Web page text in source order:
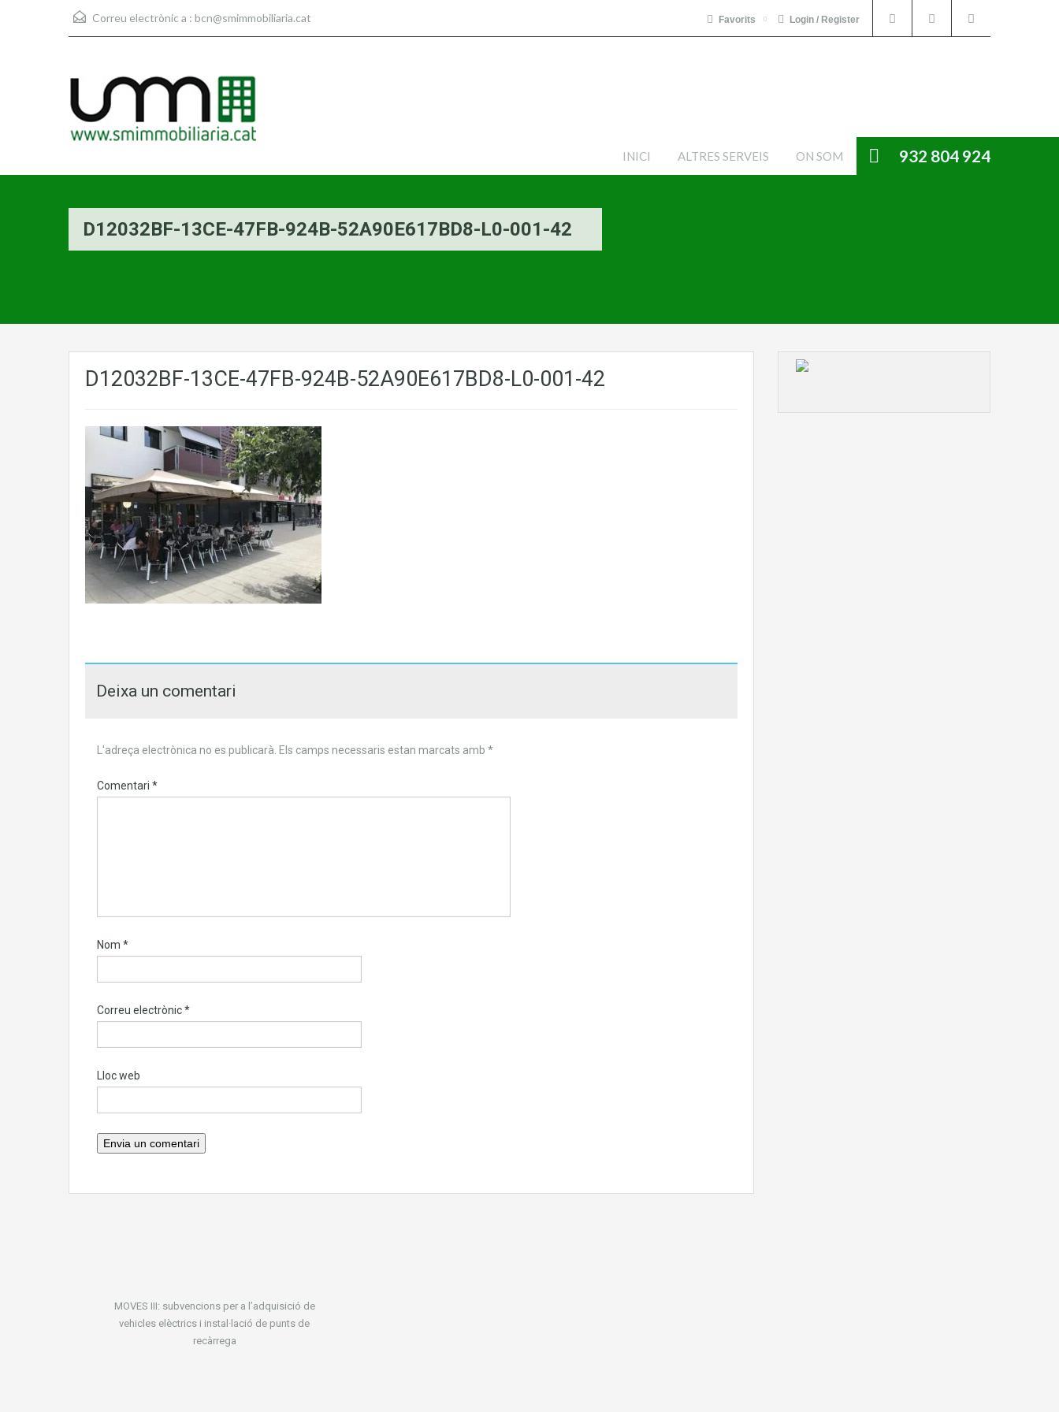
Correu electrònic a : bcn@smimmobiliaria.cat Favorits Login / Register
932 804 924
INICI ALTRES SERVEIS ON SOM
D12032BF-13CE-47FB-924B-52A90E617BD8-L0-001-42
D12032BF-13CE-47FB-924B-52A90E617BD8-L0-001-42
Deixa un comentari
L'adreça electrònica no es publicarà. Els camps necessaris estan marcats amb *
Comentari *
Nom *
Correu electrònic*
Lloc web
MOVES III: subvencions per a l’adquisició de
vehicles elèctrics i instal·lació de punts de
recàrrega